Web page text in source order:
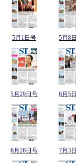
5月1日号 5月8
5月29日号 6月5
6月26日号 7月3